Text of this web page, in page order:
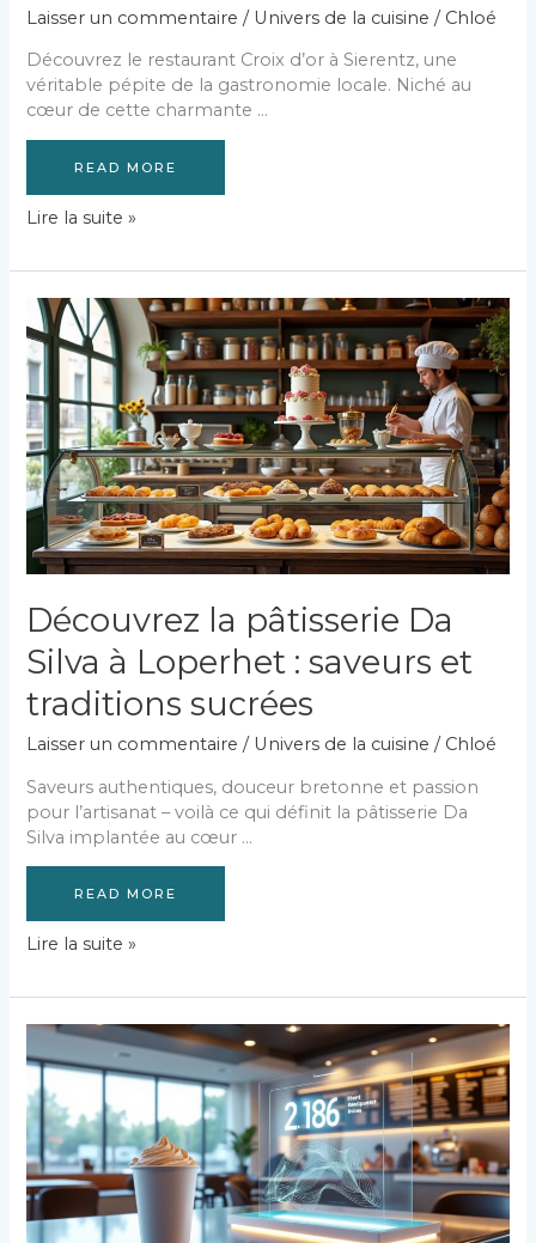
Laisser un commentaire / Univers de la cuisine / Chloé
Découvrez le restaurant Croix d’or à Sierentz, une
véritable pépite de la gastronomie locale. Niché au
cœur de cette charmante …
READ MORE
Découvrez
culinaire
du
restaurant
Croix
d’or
à
Sierentz
Lire la suite »
Découvrez la pâtisserie Da
Silva à Loperhet : saveurs et
traditions sucrées
Laisser un commentaire / Univers de la cuisine / Chloé
Saveurs authentiques, douceur bretonne et passion
pour l’artisanat – voilà ce qui définit la pâtisserie Da
Silva implantée au cœur …
READ MORE
Découvrez
pâtisserie
à
Loperhet
:
saveurs
et
traditions
sucrées
Lire la suite »